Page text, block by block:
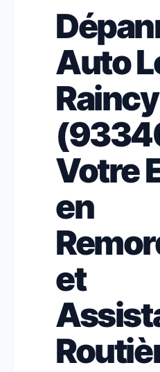
Auto
Raincy
Votre
en
et